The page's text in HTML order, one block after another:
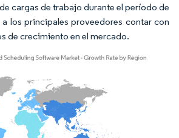
cargas de trabajo durante el período de
los principales proveedores contar con
de crecimiento en el mercado.